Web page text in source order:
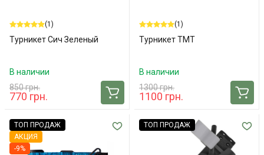
(1)
Турникет Сич Зеленый
В наличии
850 грн.
770 грн.
(1)
Турникет ТMT
В наличии
1300 грн.
1100 грн.
ТОП ПРОДАЖ
АКЦИЯ
-9%
ТОП ПРОДАЖ